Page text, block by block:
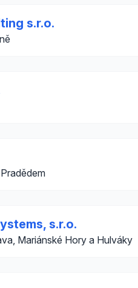
s.r.o.
s.r.o.
Mariánské Hory a Hulváky